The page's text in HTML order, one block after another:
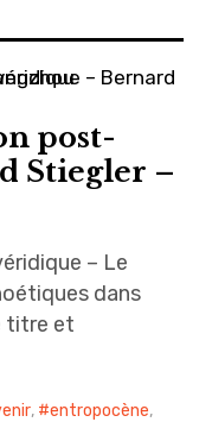
post-
Stiegler –
– Le
dans
titre et
, entropocène,